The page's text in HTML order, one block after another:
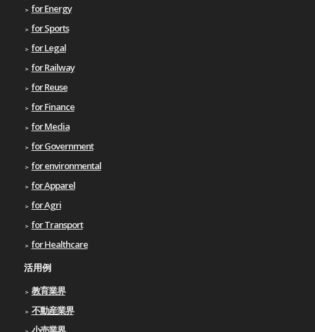
for Energy
for Sports
for Legal
for Railway
for Reuse
for Finance
for Media
for Government
for environmental
for Apparel
for Agri
for Transport
for Healthcare
活用例
教育業界
不動産業界